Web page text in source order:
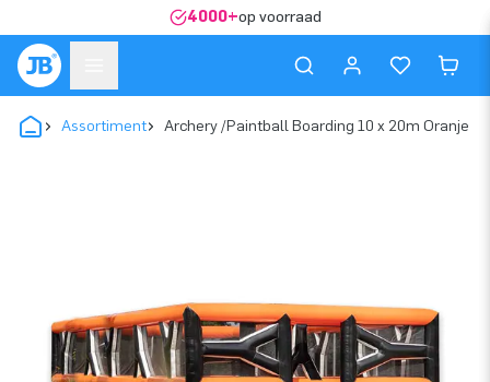
4000+op voorraad
Assortiment Archery /Paintball Boarding 10 x 20m Oranje